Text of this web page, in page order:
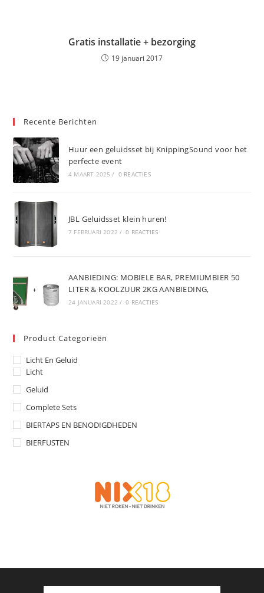
Gratis installatie + bezorging
19 januari 2017
Recente Berichten
Huur een geluidsset bij KnippingSound voor het
perfecte event
4 MAART 2025 / 0 REACTIES
JBL Geluidsset klein huren!
7 FEBRUARI 2022 / 0 REACTIES
AANBIEDING: MOBIELE BAR, PREMIUMBIER 50
LITER & KOOLZUUR 2KG AANBIEDING,
24 JANUARI 2022 / 0 REACTIES
Product Categorieën
Licht En Geluid
Licht
Geluid
Complete Sets
BIERTAPS EN BENODIGDHEDEN
BIERFUSTEN